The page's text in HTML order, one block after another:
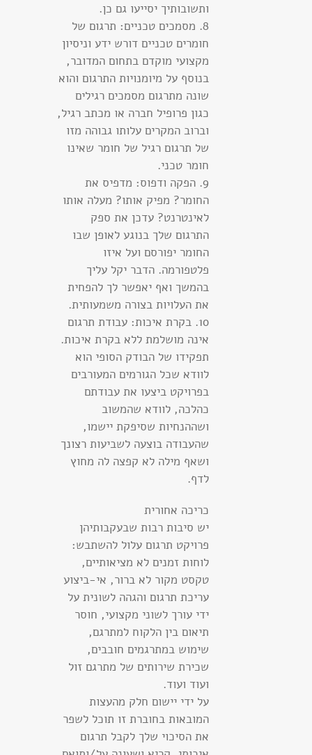
ותשובותיך יסייעו גם כן.
8. מסמכים טכניים: תרגום של
חומרים טכניים דורש ידע וניסיון
מקצועי מוקדם בתחום המדובר,
בנוסף על מיומנויות התרגום והוא
שונה מתרגום מסמכים רגילים
כגון פרופיל חברה או מכתב רגיל,
וברוב המקרים עלותו גבוהה מזו
של תרגום רגיל של חומר שאינו
חומר טכני.
9. הפקה ודפוס: מדפיס את
החומר? מפיק אותו? מעלה אותו
לאינטרנט? עדכן את ספק
התרגום שלך בנוגע לאופן שבו
החומר יפורסם ועל איזו
פלטפורמה. הדבר יקל עליך
בהמשך ואף יאפשר לך להפחית
את העלויות בצורה משמעותית.
10. בקרת איכות: עבודת תרגום
אינה מושלמת ללא בקרת איכות.
תפקידו של הבודק הסופי הוא
לוודא שכל הגורמים המעורבים
בפרויקט ביצעו את עבודתם
כהלכה, לוודא שהמשוב
ושההנחיות שסיפקת יישמו,
שהעבודה בוצעה לשביעות רצונך
ושאף מילה לא קפצה לה מחוץ
לדף.
כריכה אחורית
יש סיבות רבות שבעקבותיהן
פרויקט תרגום עלול להשתבש:
לוחות זמנים לא מציאותיים,
טקסט מקור לא ברור, אי-ביצוע
עריכת תרגום והגהה לשונית על
ידי עורך לשוני מקצועי, חוסר
תיאום בין הלקוח למתרגם,
שימוש במתרגמים חובבים,
שכירת שירותים של מתרגם זול
ועוד ועוד.
על ידי יישום חלק מהעצות
המובאות בחוברת זו תוכל לשפר
את הסיכוי שלך לקבל תרגום